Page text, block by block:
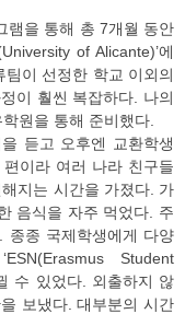
램을 통해 총 7개월 동안
of Alicante)’에
이 선정한 학교 이외의
이 훨씬 복잡하다. 나의
원을 통해 준비했다.
듣고 오후엔 교환학생
이라 여러 나라 친구들
지는 시간을 가졌다. 가
음식을 자주 먹었다. 주
종 국제학생에게 다양
Student
수 있었다. 외출하지 않
보냈다. 대부분의 시간